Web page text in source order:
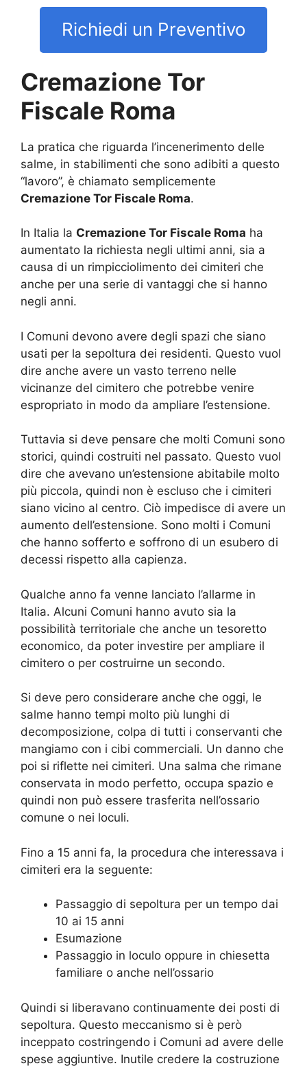
Richiedi un Preventivo
Cremazione Tor
Fiscale Roma
La pratica che riguarda l’incenerimento delle
salme, in stabilimenti che sono adibiti a questo
“lavoro”, è chiamato semplicemente
Cremazione Tor Fiscale Roma.
In Italia la Cremazione Tor Fiscale Roma ha
aumentato la richiesta negli ultimi anni, sia a
causa di un rimpicciolimento dei cimiteri che
anche per una serie di vantaggi che si hanno
negli anni.
I Comuni devono avere degli spazi che siano
usati per la sepoltura dei residenti. Questo vuol
dire anche avere un vasto terreno nelle
vicinanze del cimitero che potrebbe venire
espropriato in modo da ampliare l’estensione.
Tuttavia si deve pensare che molti Comuni sono
storici, quindi costruiti nel passato. Questo vuol
dire che avevano un’estensione abitabile molto
più piccola, quindi non è escluso che i cimiteri
siano vicino al centro. Ciò impedisce di avere un
aumento dell’estensione. Sono molti i Comuni
che hanno sofferto e soffrono di un esubero di
decessi rispetto alla capienza.
Qualche anno fa venne lanciato l’allarme in
Italia. Alcuni Comuni hanno avuto sia la
possibilità territoriale che anche un tesoretto
economico, da poter investire per ampliare il
cimitero o per costruirne un secondo.
Si deve pero considerare anche che oggi, le
salme hanno tempi molto più lunghi di
decomposizione, colpa di tutti i conservanti che
mangiamo con i cibi commerciali. Un danno che
poi si riflette nei cimiteri. Una salma che rimane
conservata in modo perfetto, occupa spazio e
quindi non può essere trasferita nell’ossario
comune o nei loculi.
Fino a 15 anni fa, la procedura che interessava i
cimiteri era la seguente:
Passaggio di sepoltura per un tempo dai
10 ai 15 anni
Esumazione
Passaggio in loculo oppure in chiesetta
familiare o anche nell’ossario
Quindi si liberavano continuamente dei posti di
sepoltura. Questo meccanismo si è però
inceppato costringendo i Comuni ad avere delle
spese aggiuntive. Inutile credere la costruzione